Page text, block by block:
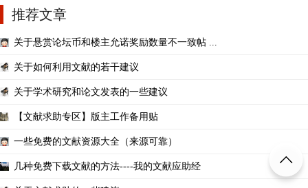
推荐文章
关于悬赏论坛币和楼主允诺奖励数量不一致帖 ...
关于如何利用文献的若干建议
关于学术研究和论文发表的一些建议
【文献求助专区】版主工作备用贴
一些免费的文献资源大全（来源可靠）
几种免费下载文献的方法----我的文献应助经